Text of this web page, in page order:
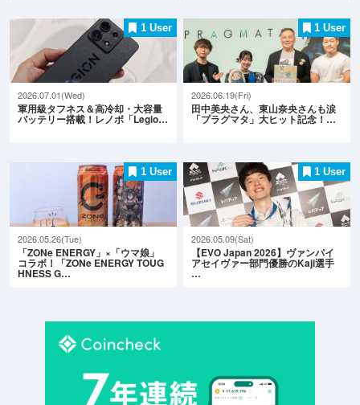
1 User
2026.07.01(Wed)
軍用級タフネス＆高冷却・大容量
バッテリー搭載！レノボ「Legio…
1 User
2026.06.19(Fri)
田中美央さん、東山奈央さんも涙
「プラグマタ」大ヒット記念！…
1 User
2026.05.26(Tue)
「ZONe ENERGY」×「ウマ娘」
コラボ！「ZONe ENERGY TOUG
HNESS G…
1 User
2026.05.09(Sat)
【EVO Japan 2026】ヴァンパイ
アセイヴァー部門優勝のKaji選手
…